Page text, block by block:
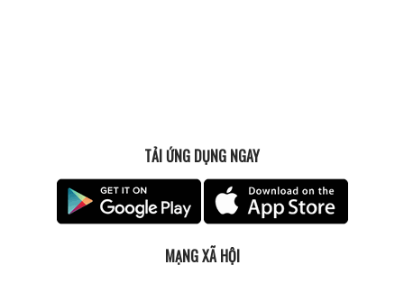
TẢI ỨNG DỤNG NGAY
MẠNG XÃ HỘI